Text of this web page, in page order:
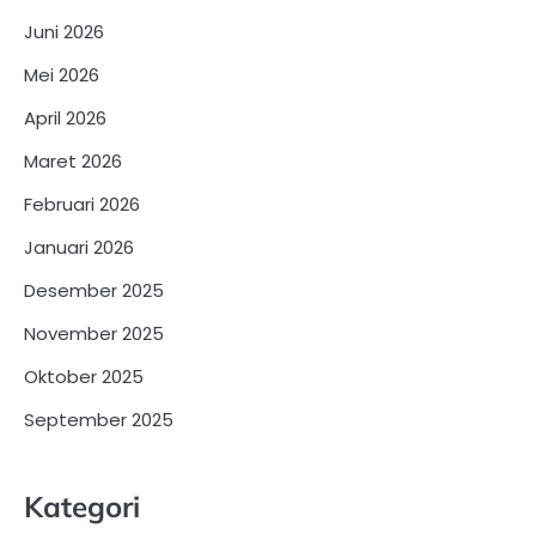
Juni 2026
Mei 2026
April 2026
Maret 2026
Februari 2026
Januari 2026
Desember 2025
November 2025
Oktober 2025
September 2025
Kategori